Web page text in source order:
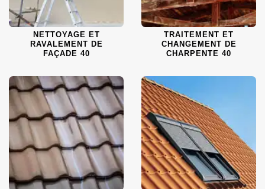
NETTOYAGE ET
RAVALEMENT DE
FAÇADE 40
TRAITEMENT ET
CHANGEMENT DE
CHARPENTE 40